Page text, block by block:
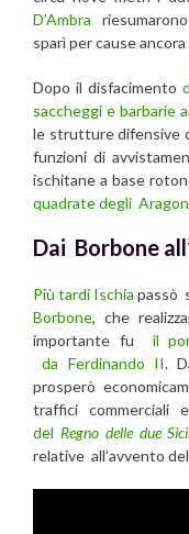
D’Ambra
sparì per cause
Dopo il disfacimento
saccheggi e barbarie
le strutture difensive
funzioni di
ischitane a base
quadrate degli
Dai Borbone
Più tardi Ischia passò
Borbone, che
importante fu
il
da Ferdinando II.
prosperò
traffici commerciali
del Regno delle due
relative all’avvento